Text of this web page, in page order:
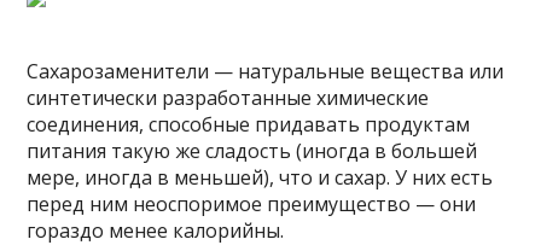
Сахарозаменители — натуральные вещества или
синтетически разработанные химические
соединения, способные придавать продуктам
питания такую же сладость (иногда в большей
мере, иногда в меньшей), что и сахар. У них есть
перед ним неоспоримое преимущество — они
гораздо менее калорийны.